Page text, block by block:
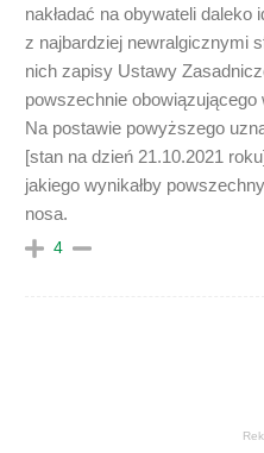
nakładać na obywateli
z najbardziej newralgicznymi
nich zapisy Ustawy
powszechnie
Na postawie powyższego
[stan na dzień 21.10.2021
jakiego wynikałby
nosa.
4